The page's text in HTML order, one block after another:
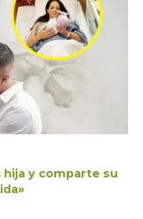
hija y comparte su